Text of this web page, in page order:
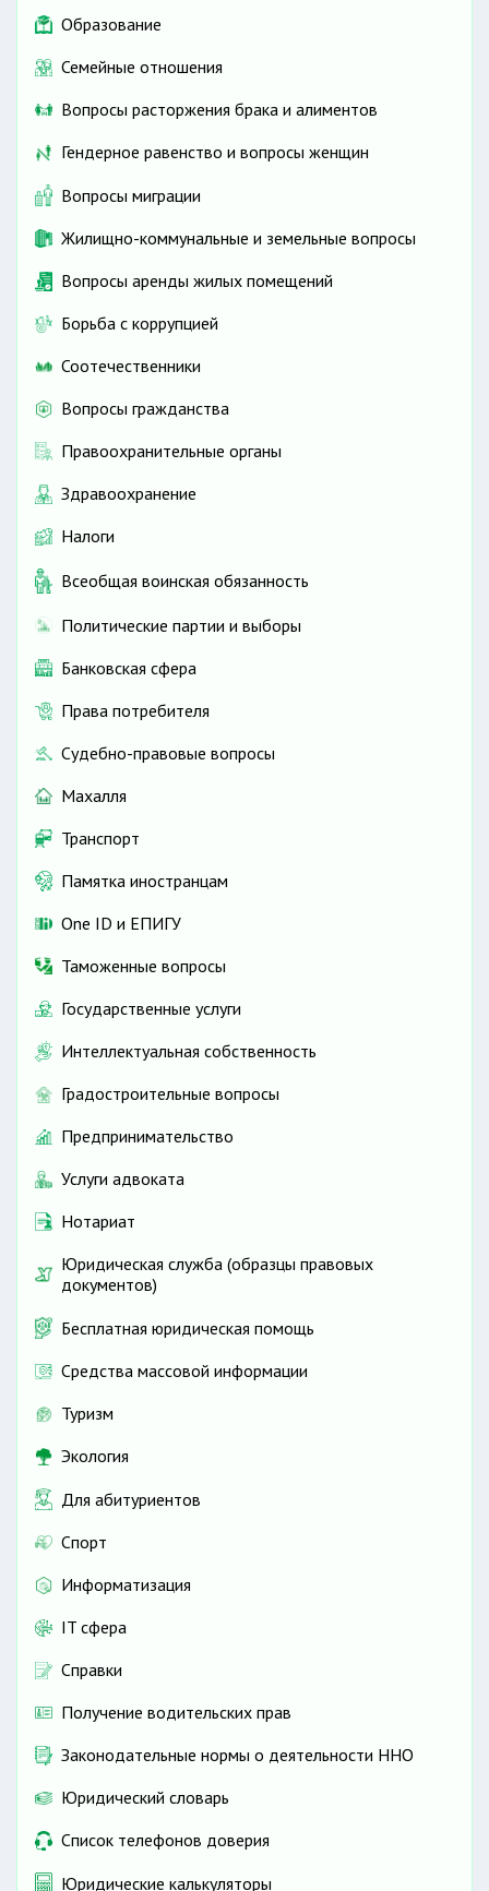
Образование
Семейные отношения
Вопросы расторжения брака и алиментов
Гендерное равенство и вопросы женщин
Вопросы миграции
Жилищно-коммунальные и земельные вопросы
Вопросы аренды жилых помещений
Борьба с коррупцией
Соотечественники
Вопросы гражданства
Правоохранительные органы
Здравоохранение
Налоги
Всеобщая воинская обязанность
Политические партии и выборы
Банковская сфера
Права потребителя
Судебно-правовые вопросы
Махалля
Транспорт
Памятка иностранцам
One ID и ЕПИГУ
Таможенные вопросы
Государственные услуги
Интеллектуальная собственность
Градостроительные вопросы
Предпринимательство
Услуги адвоката
Нотариат
Юридическая служба (образцы правовых
документов)
Бесплатная юридическая помощь
Средства массовой информации
Туризм
Экология
Для абитуриентов
Спорт
Информатизация
IT сфера
Справки
Получение водительских прав
Законодательные нормы о деятельности ННО
Юридический словарь
Список телефонов доверия
Юридические калькуляторы